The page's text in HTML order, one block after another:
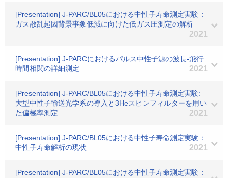
[Presentation] J-PARC/BL05における中性子寿命測定実験：
ガス散乱起因背景事象低減に向けた低ガス圧測定の解析
2021
[Presentation] J-PARCにおけるパルス中性子源の波長-飛行
時間相関の詳細測定
2021
[Presentation] J-PARC/BL05における中性子寿命測定実験:
大型中性子輸送光学系の導入と3Heスピンフィルターを用い
た偏極率測定
2021
[Presentation] J-PARC/BL05における中性子寿命測定実験：
中性子寿命解析の現状
2021
[Presentation] J-PARC/BL05における中性子寿命測定実験：